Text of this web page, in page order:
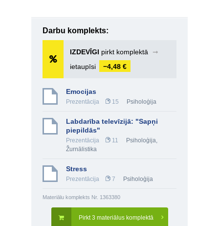
Darbu komplekts:
IZDEVĪGI pirkt komplektā
➞
ietaupīsi
−4,48 €
Emocijas
Prezentācija 15 Psiholoģija
Labdarība televīzijā: "Sapņi
piepildās"
Prezentācija 11 Psiholoģija,
Žurnālistika
Stress
Prezentācija 7 Psiholoģija
Materiālu komplekts Nr. 1363380
Pirkt 3 materiālus komplektā